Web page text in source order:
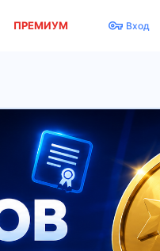
ПРЕМИУМ Вход